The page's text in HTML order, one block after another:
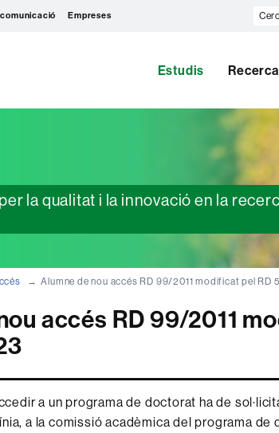
Empreses
Estudis Recerca
la qualitat i la innovació en la
Alumne de nou accés RD 99/2011 modificat pel RD
accés RD 99/2011
a un programa de doctorat ha de
a la comissió acadèmica del programa de